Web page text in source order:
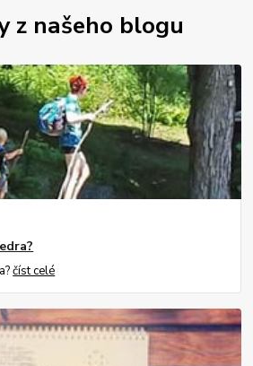
z našeho blogu
číst celé